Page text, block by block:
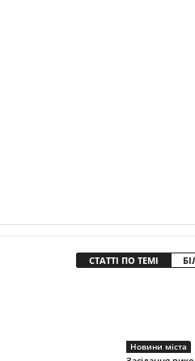
СТАТТІ ПО ТЕМІ
Новини міста